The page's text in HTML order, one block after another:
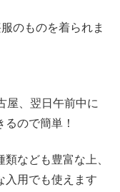
のものを着られま
屋、翌日午前中に
ので簡単！
なども豊富な上、
入用でも使えます